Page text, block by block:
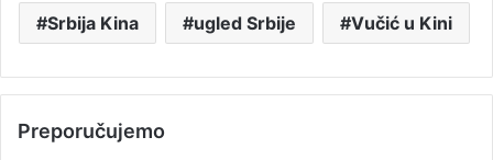
Srbija Kina ugled Srbije Vučić u Kini
Preporučujemo